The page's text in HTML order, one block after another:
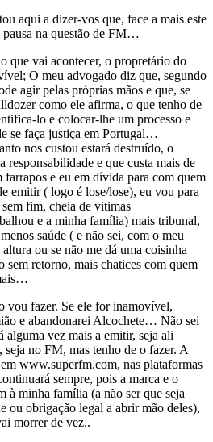
aqui a dizer-vos que, face a mais este
na questão de FM…
que vai acontecer, o propretário do
O meu advogado diz que, segundo
agir pelas próprias mãos e que, se
como ele afirma, o que tenho de
lo e colocar-lhe um processo e
se faça justiça em Portugal…
nos custou estará destruído, o
responsabilidade e que custa mais de
e eu em dívida para com quem
emitir ( logo é lose/lose), eu vou para
fim, cheia de vitimas
e a minha família) mais tribunal,
saúde ( e não sei, com o meu
ou se não me dá uma coisinha
sem retorno, mais chatices com quem
vou fazer. Se ele for inamovível,
e abandonarei Alcochete… Não sei
alguma vez mais a emitir, seja ali
no FM, mas tenho de o fazer. A
www.superfm.com, nas plataformas
sempre, pois a marca e o
à minha família (a não ser que seja
ou obrigação legal a abrir mão deles),
morrer de vez..